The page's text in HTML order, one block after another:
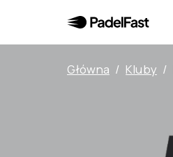
Główna / Kluby /